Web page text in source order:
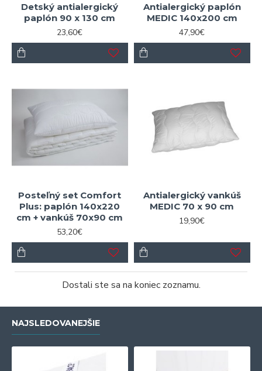
Detský antialergický
paplón 90 x 130 cm
23,60€
Antialergický paplón
MEDIC 140x200 cm
47,90€
Posteľný set Comfort
Plus: paplón 140x220
cm + vankúš 70x90 cm
53,20€
Antialergický vankúš
MEDIC 70 x 90 cm
19,90€
Dostali ste sa na koniec zoznamu.
NAJSLEDOVANEJŠIE